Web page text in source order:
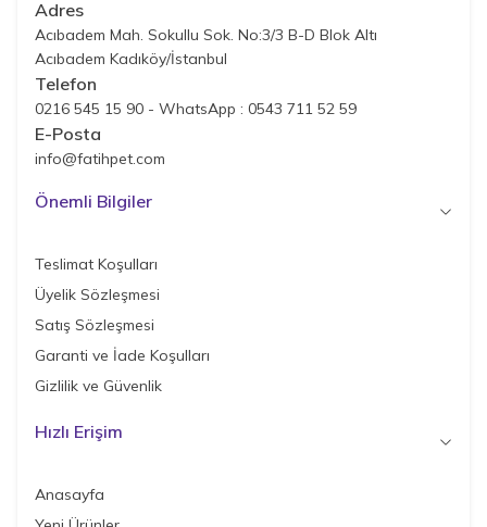
Adres
Acıbadem Mah. Sokullu Sok. No:3/3 B-D Blok Altı
Acıbadem Kadıköy/İstanbul
Telefon
0216 545 15 90 - WhatsApp : 0543 711 52 59
E-Posta
info@fatihpet.com
Önemli Bilgiler
Teslimat Koşulları
Üyelik Sözleşmesi
Satış Sözleşmesi
Garanti ve İade Koşulları
Gizlilik ve Güvenlik
Hızlı Erişim
Anasayfa